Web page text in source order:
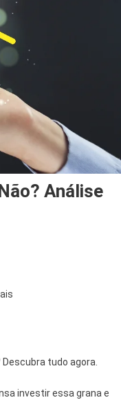
Análise
tudo agora.
investir essa grana e